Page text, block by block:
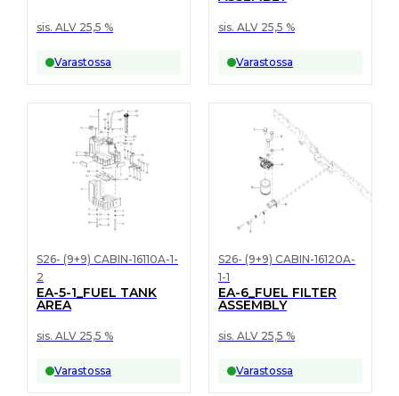
sis. ALV 25,5 %
Varastossa
sis. ALV 25,5 %
Varastossa
S26- (9+9) CABIN-16110A-1-
2
EA-5-1_FUEL TANK
AREA
sis. ALV 25,5 %
Varastossa
S26- (9+9) CABIN-16120A-
1-1
EA-6_FUEL FILTER
ASSEMBLY
sis. ALV 25,5 %
Varastossa